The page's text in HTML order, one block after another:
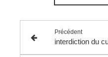
Précédent